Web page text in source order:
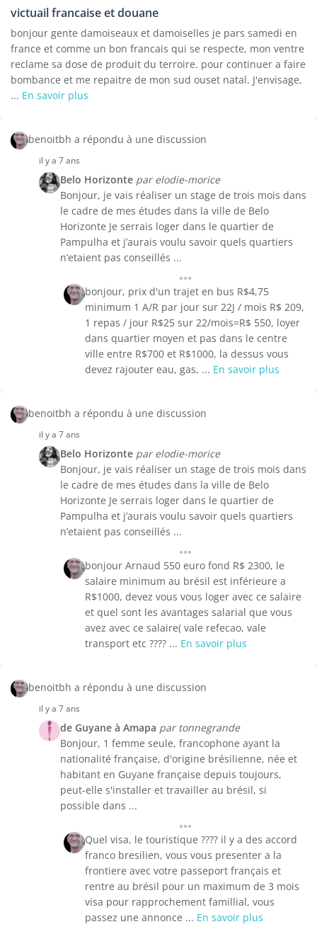
victuail francaise et douane
bonjour gente damoiseaux et damoiselles je pars samedi en
france et comme un bon francais qui se respecte, mon ventre
reclame sa dose de produit du terroire. pour continuer a faire
bombance et me repaitre de mon sud ouset natal. J'envisage,
... En savoir plus
benoitbh a répondu à une discussion
il y a 7 ans
Belo Horizonte par elodie-morice
Bonjour, je vais réaliser un stage de trois mois dans
le cadre de mes études dans la ville de Belo
Horizonte Je serrais loger dans le quartier de
Pampulha et j’aurais voulu savoir quels quartiers
n’etaient pas conseillés ...
bonjour, prix d'un trajet en bus R$4,75
minimum 1 A/R par jour sur 22J / mois R$ 209,
1 repas / jour R$25 sur 22/mois=R$ 550, loyer
dans quartier moyen et pas dans le centre
ville entre R$700 et R$1000, la dessus vous
devez rajouter eau, gas, ... En savoir plus
benoitbh a répondu à une discussion
il y a 7 ans
Belo Horizonte par elodie-morice
Bonjour, je vais réaliser un stage de trois mois dans
le cadre de mes études dans la ville de Belo
Horizonte Je serrais loger dans le quartier de
Pampulha et j’aurais voulu savoir quels quartiers
n’etaient pas conseillés ...
bonjour Arnaud 550 euro fond R$ 2300, le
salaire minimum au brésil est inférieure a
R$1000, devez vous vous loger avec ce salaire
et quel sont les avantages salarial que vous
avez avec ce salaire( vale refecao, vale
transport etc ???? ... En savoir plus
benoitbh a répondu à une discussion
il y a 7 ans
de Guyane à Amapa par tonnegrande
Bonjour, 1 femme seule, francophone ayant la
nationalité française, d'origine brésilienne, née et
habitant en Guyane française depuis toujours,
peut-elle s'installer et travailler au brésil, si
possible dans ...
Quel visa, le touristique ???? il y a des accord
franco bresilien, vous vous presenter a la
frontiere avec votre passeport français et
rentre au brésil pour un maximum de 3 mois
visa pour rapprochement famillial, vous
passez une annonce ... En savoir plus